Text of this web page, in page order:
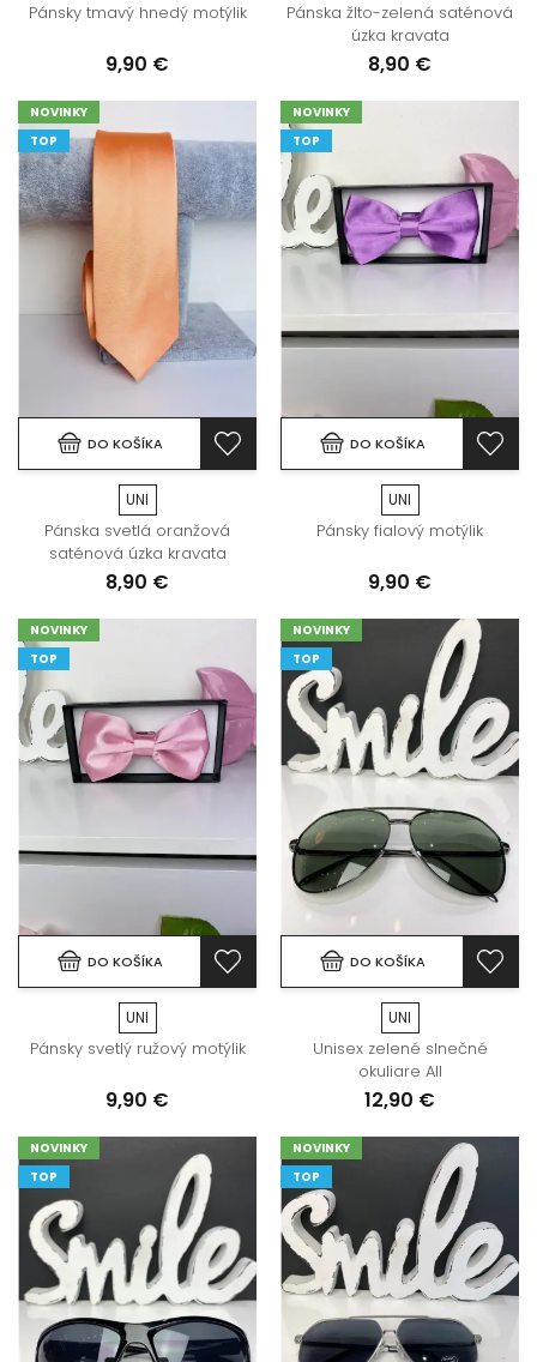
Pánsky tmavý hnedý motýlik
9,90 €
Pánska žlto-zelená saténová
úzka kravata
8,90 €
NOVINKY
TOP
DO KOŠÍKA
UNI
Pánska svetlá oranžová
saténová úzka kravata
8,90 €
NOVINKY
TOP
DO KOŠÍKA
UNI
Pánsky fialový motýlik
9,90 €
NOVINKY
TOP
DO KOŠÍKA
UNI
Pánsky svetlý ružový motýlik
9,90 €
NOVINKY
TOP
DO KOŠÍKA
UNI
Unisex zelené slnečné
okuliare All
12,90 €
NOVINKY
TOP
NOVINKY
TOP